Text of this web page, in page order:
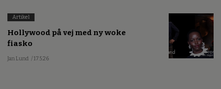
Artikel
Hollywood på vej med ny woke
fiasko
Jan Lund / 17.5.26